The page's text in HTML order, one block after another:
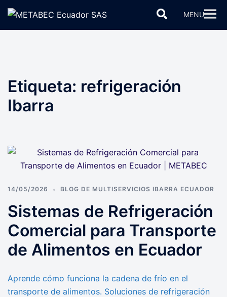
Saltar
contenido
Buscar MENU
Etiqueta: refrigeración
Ibarra
14/05/2026 BLOG DE MULTISERVICIOS IBARRA ECUADOR
Sistemas de Refrigeración
Comercial para Transporte
de Alimentos en Ecuador
Aprende cómo funciona la cadena de frío en el
transporte de alimentos. Soluciones de refrigeración